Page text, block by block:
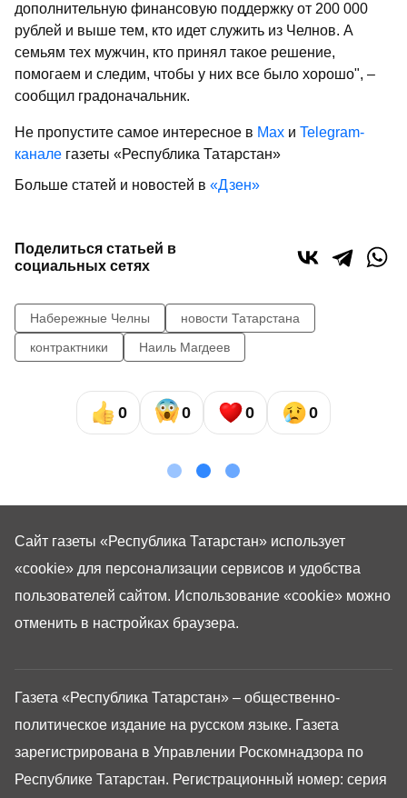
дополнительную финансовую поддержку от 200 000
рублей и выше тем, кто идет служить из Челнов. А
семьям тех мужчин, кто принял такое решение,
помогаем и следим, чтобы у них все было хорошо", –
сообщил градоначальник.
Не пропустите самое интересное в Max и Telegram-
канале газеты «Республика Татарстан»
Больше статей и новостей в «Дзен»
Поделиться статьей в
социальных сетях
Набережные Челны
новости Татарстана
контрактники
Наиль Магдеев
0 0 0 0
Газета «Республика Татарстан» – общественно-
политическое издание на русском языке. Газета
зарегистрирована в Управлении Роскомнадзора по
Республике Татарстан. Регистрационный номер: серия
Сайт газеты «Республика Татарстан» использует
«cookie» для персонализации сервисов и удобства
пользователей сайтом. Использование «cookie» можно
отменить в настройках браузера.